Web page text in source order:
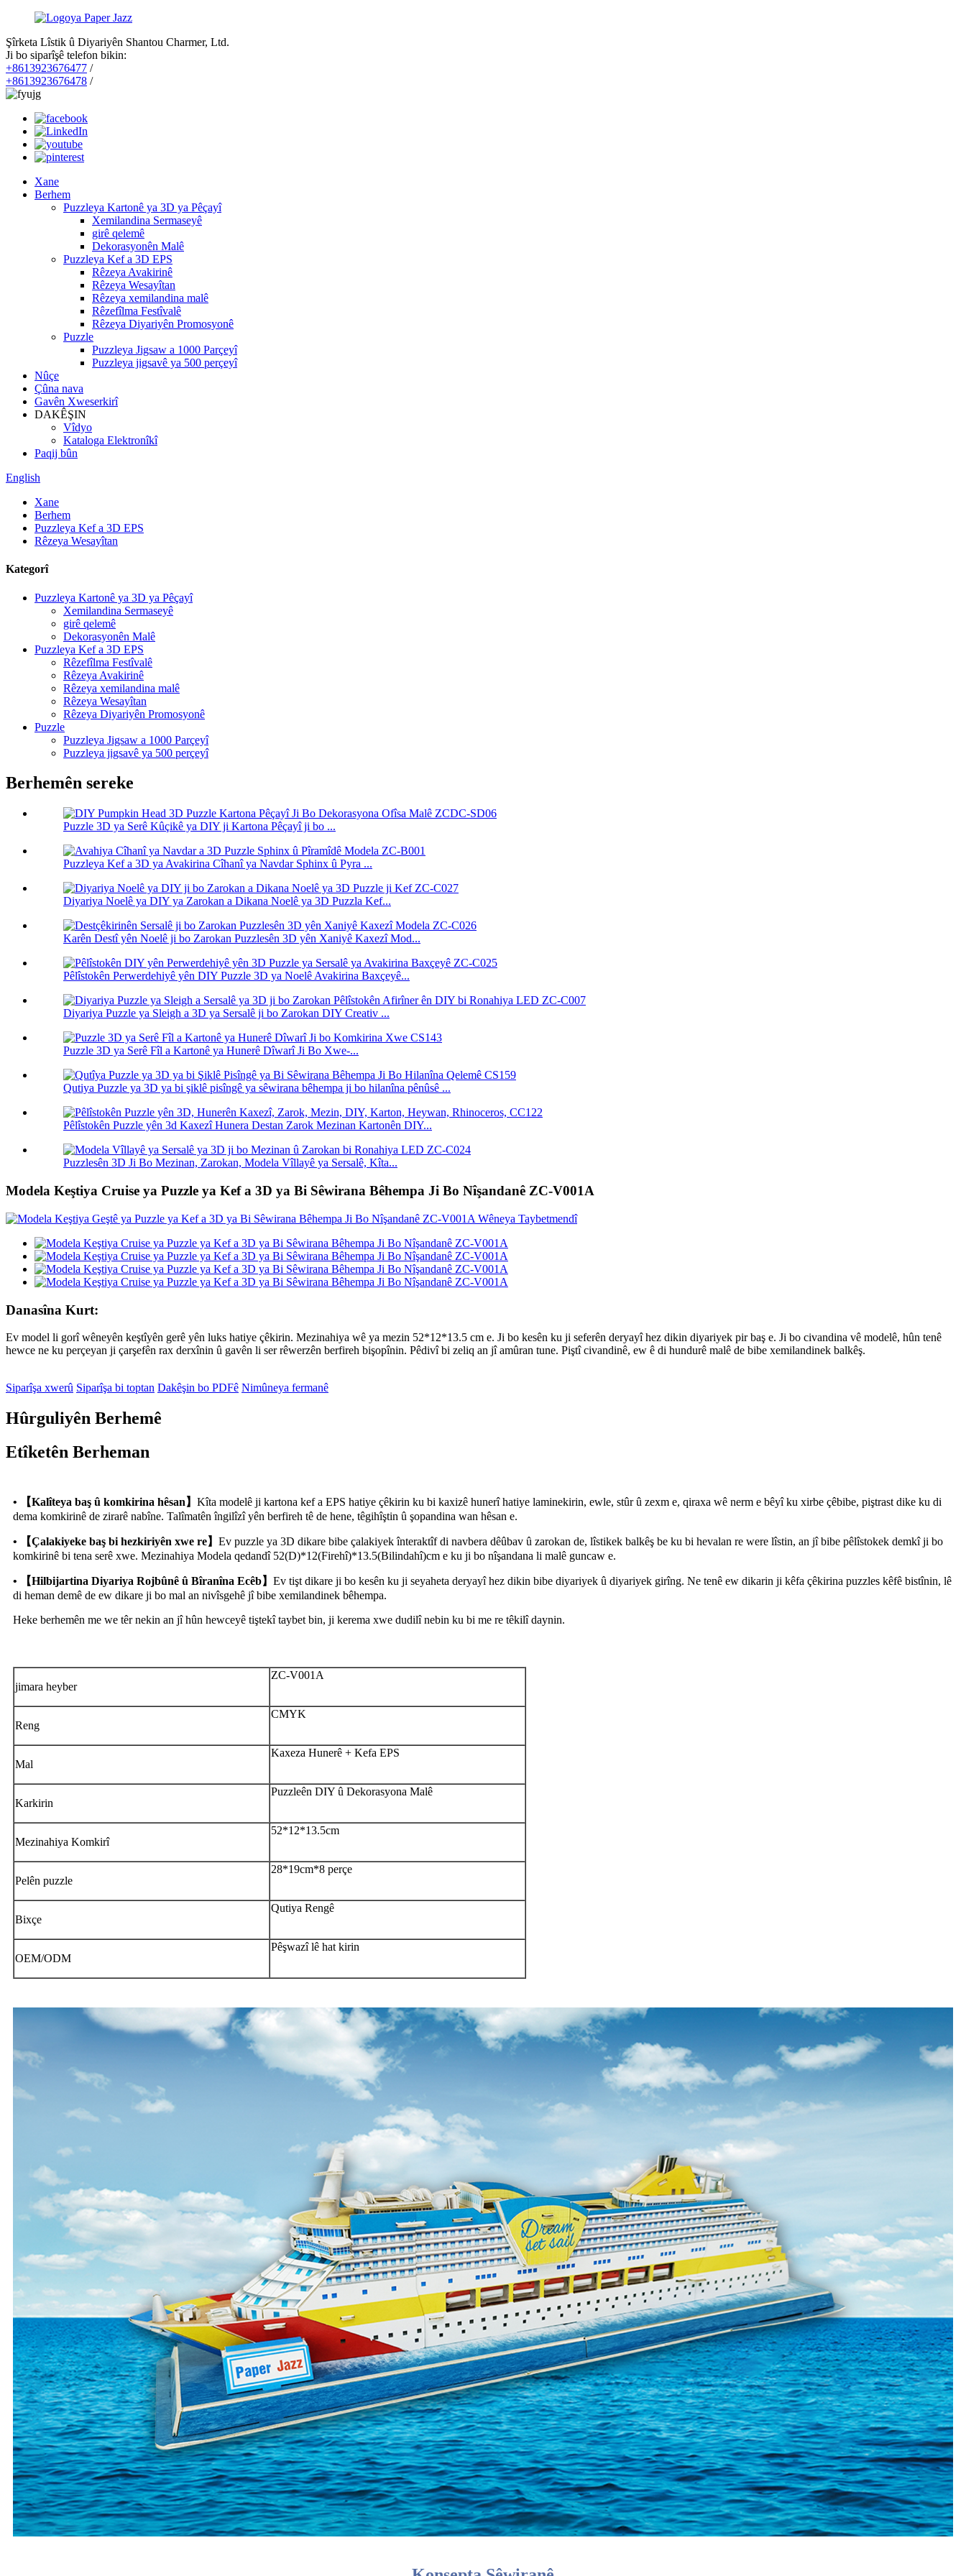
Şîrketa Lîstik û Diyariyên Shantou Charmer, Ltd.
Ji bo siparîşê telefon bikin:
+8613923676477 /
+8613923676478 /
Xane
Berhem
Puzzleya Kartonê ya 3D ya Pêçayî
Xemilandina Sermaseyê
girê qelemê
Dekorasyonên Malê
Puzzleya Kef a 3D EPS
Rêzeya Avakirinê
Rêzeya Wesayîtan
Rêzeya xemilandina malê
Rêzefîlma Festîvalê
Rêzeya Diyariyên Promosyonê
Puzzle
Puzzleya Jigsaw a 1000 Parçeyî
Puzzleya jigsavê ya 500 perçeyî
Nûçe
Çûna nava
Gavên Xweserkirî
DAKÊŞIN
Vîdyo
Kataloga Elektronîkî
Paqij bûn
English
Xane
Berhem
Puzzleya Kef a 3D EPS
Rêzeya Wesayîtan
Kategorî
Puzzleya Kartonê ya 3D ya Pêçayî
Xemilandina Sermaseyê
girê qelemê
Dekorasyonên Malê
Puzzleya Kef a 3D EPS
Rêzefîlma Festîvalê
Rêzeya Avakirinê
Rêzeya xemilandina malê
Rêzeya Wesayîtan
Rêzeya Diyariyên Promosyonê
Puzzle
Puzzleya Jigsaw a 1000 Parçeyî
Puzzleya jigsavê ya 500 perçeyî
Berhemên sereke
Puzzle 3D ya Serê Kûçikê ya DIY ji Kartona Pêçayî ji bo ...
Puzzleya Kef a 3D ya Avakirina Cîhanî ya Navdar Sphinx û Pyra ...
Diyariya Noelê ya DIY ya Zarokan a Dikana Noelê ya 3D Puzzla Kef...
Karên Destî yên Noelê ji bo Zarokan Puzzlesên 3D yên Xaniyê Kaxezî Mod...
Pêlîstokên Perwerdehiyê yên DIY Puzzle 3D ya Noelê Avakirina Baxçeyê...
Diyariya Puzzle ya Sleigh a 3D ya Sersalê ji bo Zarokan DIY Creativ ...
Puzzle 3D ya Serê Fîl a Kartonê ya Hunerê Dîwarî Ji Bo Xwe-...
Qutiya Puzzle ya 3D ya bi şiklê pisîngê ya sêwirana bêhempa ji bo hilanîna pênûsê ...
Pêlîstokên Puzzle yên 3d Kaxezî Hunera Destan Zarok Mezinan Kartonên DIY...
Puzzlesên 3D Ji Bo Mezinan, Zarokan, Modela Vîllayê ya Sersalê, Kîta...
Modela Keştiya Cruise ya Puzzle ya Kef a 3D ya Bi Sêwirana Bêhempa Ji Bo Nîşandanê ZC-V001A
Danasîna Kurt:
Ev model li gorî wêneyên keştîyên gerê yên luks hatiye çêkirin. Mezinahiya wê ya mezin 52*12*13.5 cm e. Ji bo kesên ku ji seferên deryayî hez dikin diyariyek pir baş e. Ji bo civandina vê modelê, hûn tenê
hewce ne ku perçeyan ji çarşefên rax derxînin û gavên li ser rêwerzên berfireh bişopînin. Pêdivî bi zeliq an jî amûran tune. Piştî civandinê, ew ê di hundurê malê de bibe xemilandinek balkêş.
Siparîşa xwerû Siparîşa bi toptan Dakêşin bo PDFê Nimûneya fermanê
Hûrguliyên Berhemê
Etîketên Berheman
• 【Kalîteya baş û komkirina hêsan】 Kîta modelê ji kartona kef a EPS hatiye çêkirin ku bi kaxizê hunerî hatiye laminekirin, ewle, stûr û zexm e, qiraxa wê nerm e bêyî ku xirbe çêbibe, piştrast dike ku di
dema komkirinê de zirarê nabîne. Talîmatên îngilîzî yên berfireh tê de hene, têgihîştin û şopandina wan hêsan e.
• 【Çalakiyeke baş bi hezkiriyên xwe re】 Ev puzzle ya 3D dikare bibe çalakiyek înteraktîf di navbera dêûbav û zarokan de, lîstikek balkêş be ku bi hevalan re were lîstin, an jî bibe pêlîstokek demkî ji bo
komkirinê bi tena serê xwe. Mezinahiya Modela qedandî 52(D)*12(Firehî)*13.5(Bilindahî)cm e ku ji bo nîşandana li malê guncaw e.
• 【Hilbijartina Diyariya Rojbûnê û Bîranîna Ecêb】 Ev tişt dikare ji bo kesên ku ji seyaheta deryayî hez dikin bibe diyariyek û diyariyek girîng. Ne tenê ew dikarin ji kêfa çêkirina puzzles kêfê bistînin, lê
di heman demê de ew dikare ji bo mal an nivîsgehê jî bibe xemilandinek bêhempa.
Heke berhemên me we têr nekin an jî hûn hewceyê tiştekî taybet bin, ji kerema xwe dudilî nebin ku bi me re têkilî daynin.
jimara heyber
ZC-V001A
Reng
CMYK
Mal
Kaxeza Hunerê + Kefa EPS
Karkirin
Puzzleên DIY û Dekorasyona Malê
Mezinahiya Komkirî
52*12*13.5cm
Pelên puzzle
28*19cm*8 perçe
Bixçe
Qutiya Rengê
OEM/ODM
Pêşwazî lê hat kirin